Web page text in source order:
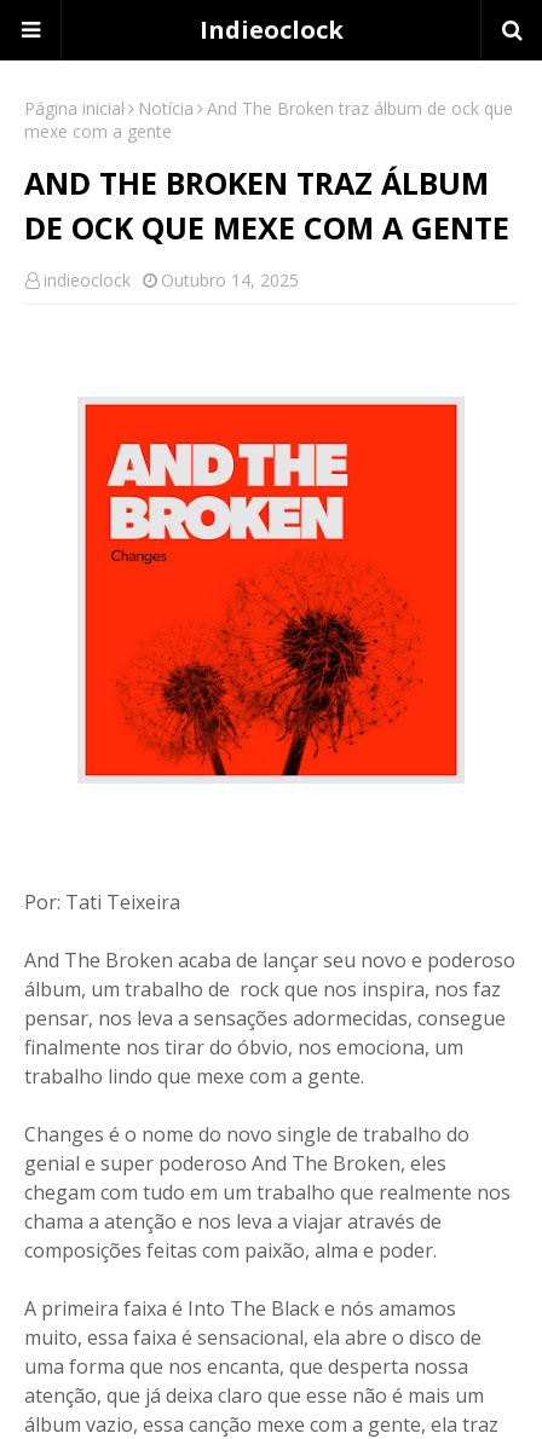
Indieoclock
Página inicial Notícia
And The Broken traz álbum de ock que
mexe com a gente
AND THE BROKEN TRAZ ÁLBUM
DE OCK QUE MEXE COM A GENTE
indieoclock Outubro 14, 2025
Por: Tati Teixeira
And The Broken acaba de lançar seu novo e poderoso
álbum, um trabalho de rock que nos inspira, nos faz
pensar, nos leva a sensações adormecidas, consegue
finalmente nos tirar do óbvio, nos emociona, um
trabalho lindo que mexe com a gente.
Changes é o nome do novo single de trabalho do
genial e super poderoso And The Broken, eles
chegam com tudo em um trabalho que realmente nos
chama a atenção e nos leva a viajar através de
composições feitas com paixão, alma e poder.
A primeira faixa é Into The Black e nós amamos
muito, essa faixa é sensacional, ela abre o disco de
uma forma que nos encanta, que desperta nossa
atenção, que já deixa claro que esse não é mais um
álbum vazio, essa canção mexe com a gente, ela traz